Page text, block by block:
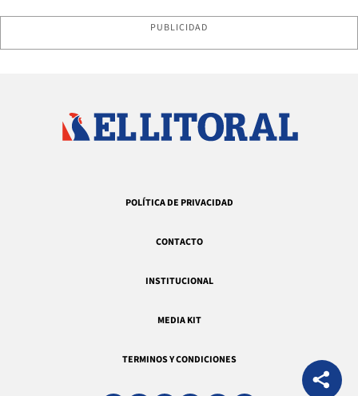
PUBLICIDAD
POLÍTICA DE PRIVACIDAD
CONTACTO
INSTITUCIONAL
MEDIA KIT
TERMINOS Y CONDICIONES